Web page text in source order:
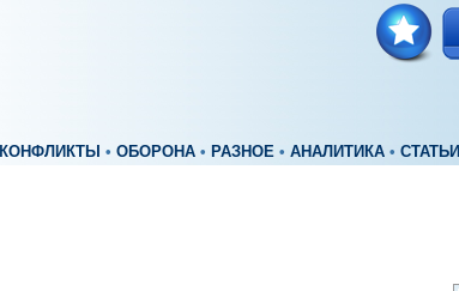
КОНФЛИКТЫ • ОБОРОНА • РАЗНОЕ • АНАЛИТИКА • СТАТЬИ